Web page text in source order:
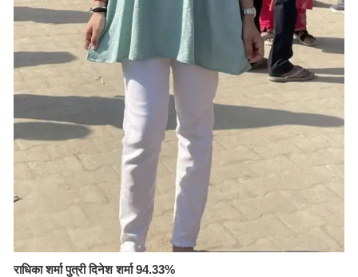
राधिका शर्मा पुत्री दिनेश शर्मा 94.33%